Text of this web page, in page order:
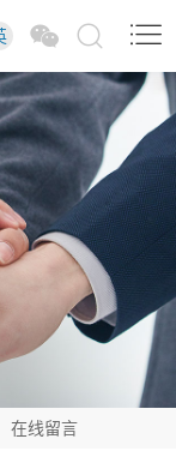
在线留言